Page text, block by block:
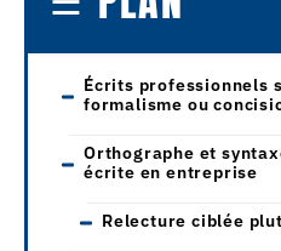
Écrits professionnels
formalisme ou
Orthographe et
écrite en entreprise
Relecture ciblée